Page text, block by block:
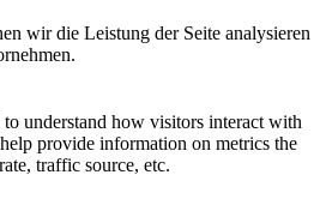
wir die Leistung der Seite analysieren
understand how visitors interact with
provide information on metrics the
traffic source, etc.